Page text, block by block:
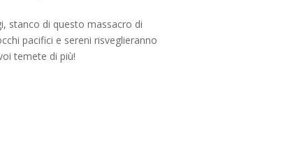
stanco di questo massacro di
pacifici e sereni risveglieranno
temete di più!